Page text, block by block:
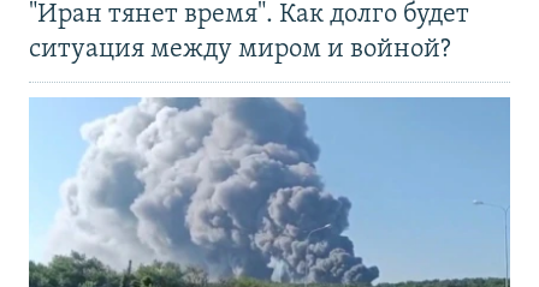
"Иран тянет время". Как долго будет
ситуация между миром и войной?